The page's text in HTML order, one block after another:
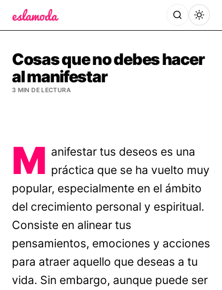
Cosas que no debes hacer
al manifestar
3 MIN DE LECTURA
M anifestar tus deseos es una
práctica que se ha vuelto muy
popular, especialmente en el ámbito
del crecimiento personal y espiritual.
Consiste en alinear tus
pensamientos, emociones y acciones
para atraer aquello que deseas a tu
vida. Sin embargo, aunque puede ser